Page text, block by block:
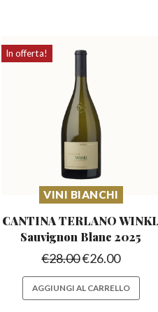
In offerta!
VINI BIANCHI
CANTINA TERLANO WINKL
Sauvignon Blanc 2025
€28.00€26.00
AGGIUNGI AL CARRELLO